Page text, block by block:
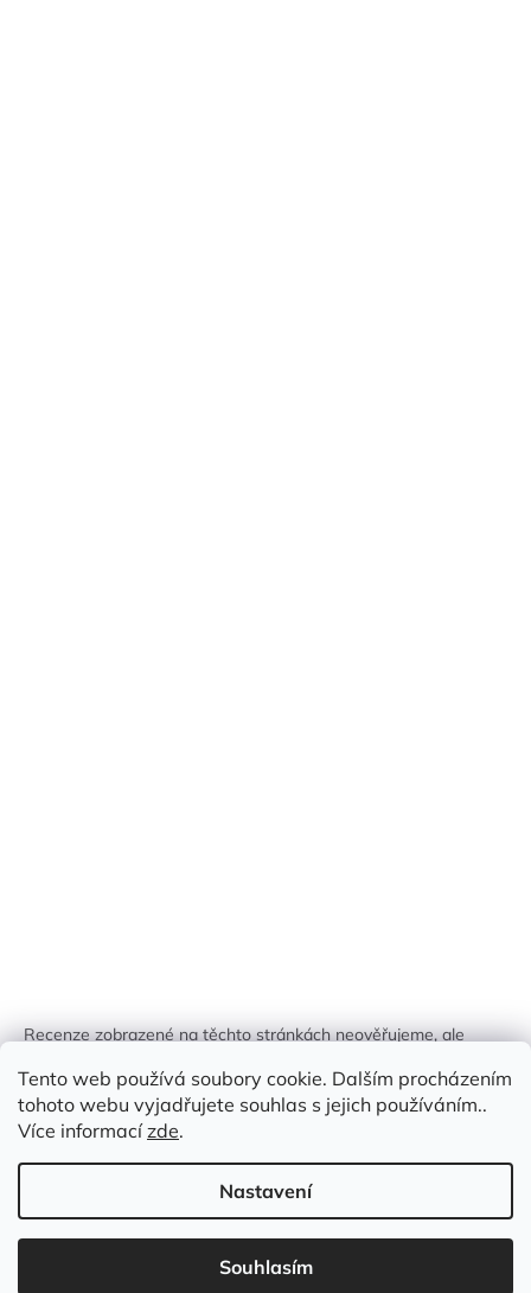
Tento web používá soubory cookie. Dalším procházením
tohoto webu vyjadřujete souhlas s jejich používáním..
Více informacízde.
Nastavení
Souhlasím
Recenze zobrazené na těchto stránkách neověřujeme, ale
identifikován.
Vytvořil Shoptet
Zlatá Žirafa. Všechna práva vyhrazena.